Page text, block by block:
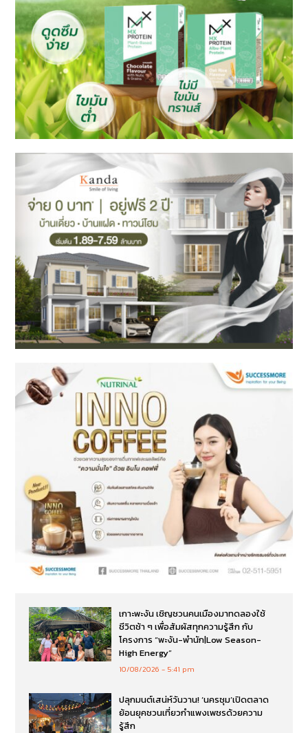
เกาะพะงัน เชิญชวนคนเมืองมาทดลองใช้
ชีวิตช้า ๆ เพื่อสัมผัสทุกความรู้สึก กับ
โครงการ “พะงัน-พำนัก|Low Season-
High Energy”
10/08/2026 5:41 pm
ปลุกมนต์เสน่ห์วันวาน! ‘นครชุม’เปิดตลาด
ย้อนยุคชวนเที่ยวกำแพงเพชรด้วยความ
รู้สึก